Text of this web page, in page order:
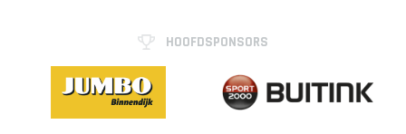
HOOFDSPONSORS